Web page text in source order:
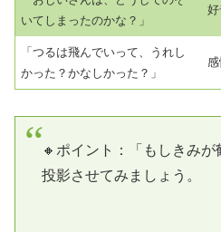
いてしまったのかな？」
「つるは飛んでいって、うれし
かった？かなしかった？」
🔸ポイント：「もしきみ
投影させてみましょう。